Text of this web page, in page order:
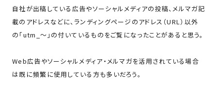
自社が出稿している広告やソーシャルメディアの投稿、メルマガ記
載のアドレスなどに、ランディングページのアドレス（URL）以外
の「utm_～」の付いているものをご覧になったことがあると思う。
Web広告やソーシャルメディア・メルマガを活用されている場合
は既に頻繁に使用している方も多いだろう。